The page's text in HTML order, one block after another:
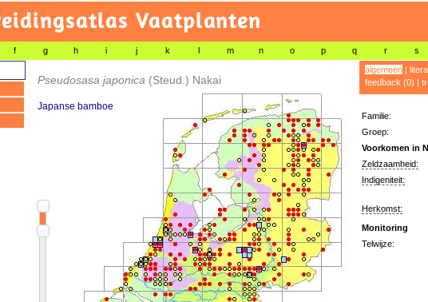
Vaatplanten
f g h i j k l m n o p q r s
Pseudosasa japonica (Steud.) Nakai
Japanse bamboe
algemeen|
feedback (0) |
Familie:
Groep:
Voorkomen in
Zeldzaamheid:
Indigeniteit:
Herkomst:
Monitoring
Telwijze: